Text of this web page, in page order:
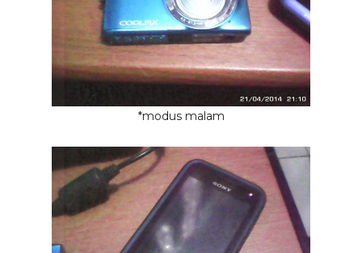
*modus malam